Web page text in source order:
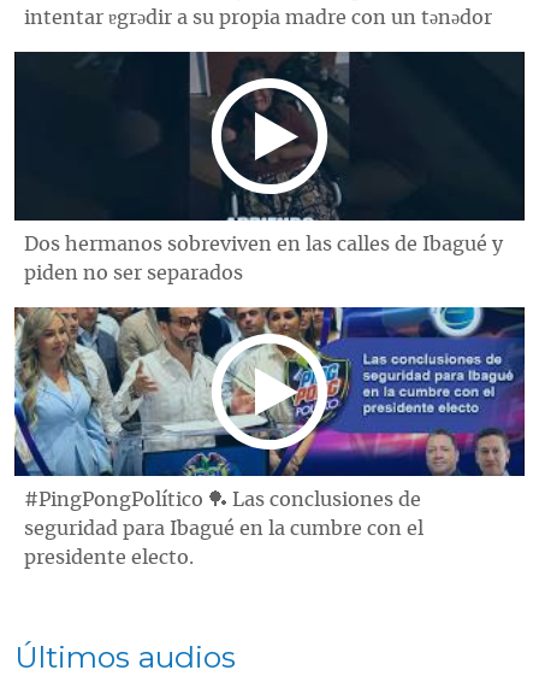
intentar ɐgrǝdir a su propia madre con un tǝnǝdor
Dos hermanos sobreviven en las calles de Ibagué y
piden no ser separados
#PingPongPolítico 🏓 Las conclusiones de
seguridad para Ibagué en la cumbre con el
presidente electo.
Últimos audios